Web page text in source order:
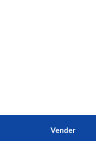
Vender